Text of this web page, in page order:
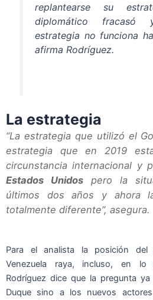
replantearse su
diplomático fracasó
estrategia no funciona
afirma Rodríguez.
La estrategia
“La estrategia que utilizó el
estrategia que en 2019
circunstancia internacional y
Estados Unidos pero la
últimos dos años y ahora
totalmente diferente”, asegura.
Para el analista la posición del
Venezuela raya, incluso, en lo
Rodríguez dice que la pregunta
Duque sino a los nuevos